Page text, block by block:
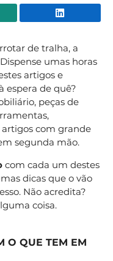
WhatsApp
de tralha, a
umas horas
artigos e
espera de quê?
peças de
artigos com grande
segunda mão.
com cada um destes
dicas que o vão
Não acredita?
coisa.
O QUE TEM EM